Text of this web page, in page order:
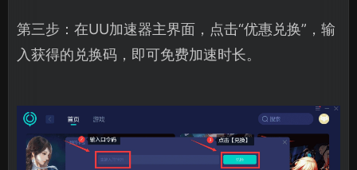
第三步：在UU加速器主界面，点击“优惠兑换”，输
入获得的兑换码，即可免费加速时长。